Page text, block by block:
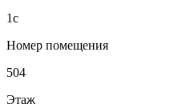
1с
Номер помещения
504
Этаж